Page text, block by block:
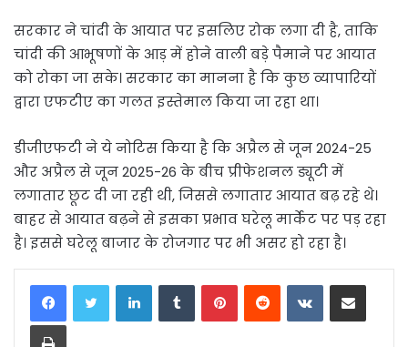
सरकार ने चांदी के आयात पर इसलिए रोक लगा दी है, ताकि
चांदी की आभूषणों के आड़ में होने वाली बड़े पैमाने पर आयात
को रोका जा सके। सरकार का मानना है कि कुछ व्यापारियों
द्वारा एफटीए का गलत इस्तेमाल किया जा रहा था।
डीजीएफटी ने ये नोटिस किया है कि अप्रैल से जून 2024-25
और अप्रैल से जून 2025-26 के बीच प्रीफेशनल ड्यूटी में
लगातार छूट दी जा रही थी, जिससे लगातार आयात बढ़ रहे थे।
बाहर से आयात बढ़ने से इसका प्रभाव घरेलू मार्केट पर पड़ रहा
है। इससे घरेलू बाजार के रोजगार पर भी असर हो रहा है।
LinkedInTumblrPinterestReddit VKontakteShare via Email
Print